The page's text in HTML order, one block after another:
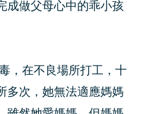
成做父母心中的乖小孩
在不良場所打工，十
多次，她無法適應媽媽